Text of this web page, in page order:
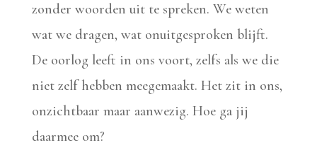
zonder woorden uit te spreken. We weten
wat we dragen, wat onuitgesproken blijft.
De oorlog leeft in ons voort, zelfs als we die
niet zelf hebben meegemaakt. Het zit in ons,
onzichtbaar maar aanwezig. Hoe ga jij
daarmee om?